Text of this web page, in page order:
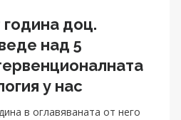
доц.
над 5
у нас
в оглавяваната от него